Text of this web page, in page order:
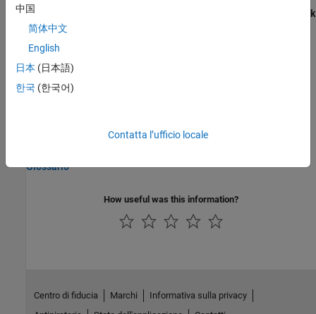
Model Advisor Checks for JMAAB Modeling Guidelines
(Simulink
Check)
Purpose of the Guidelines and Template
Considerations for Applying Guidelines to a Project
Considerations for Determining Guideline Operation Rules
Glossario
How useful was this information?
中国
简体中文
English
日本 (日本語)
한국 (한국어)
Contatta l’ufficio locale
Centro di fiducia Marchi
Informativa sulla privacy